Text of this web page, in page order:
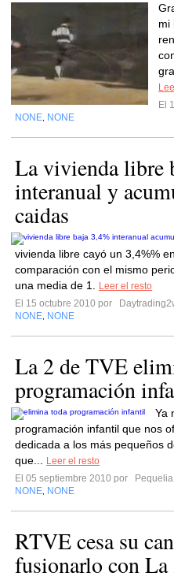
mi
El
NONE NONE
La vivienda libre
interanual y
caidas
vivienda libre cayó un 3,4%%
comparación con el mismo
una media de 1.
Leer el resto
El 15 octubre 2010 por
NONE NONE
La 2 de TVE
programación
Ya
programación infantil que nos
dedicada a los más pequeños
que...
Leer el resto
El 05 septiembre 2010 por
Pequelia
NONE NONE
RTVE cesa su
fusionarlo con La